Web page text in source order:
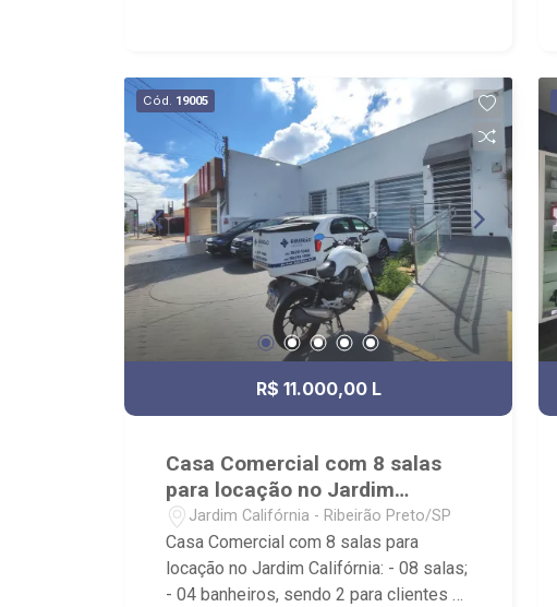
Cód. 19005
R$ 11.000,00 L
Casa Comercial com 8 salas
para locação no Jardim
Califórnia
Jardim Califórnia - Ribeirão Preto/SP
Casa Comercial com 8 salas para
locação no Jardim Califórnia: - 08 salas;
- 04 banheiros, sendo 2 para clientes e